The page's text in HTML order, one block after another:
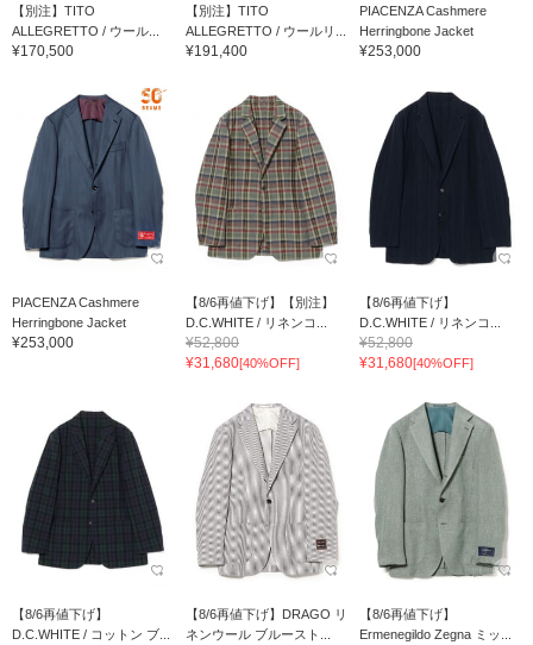
【別注】TITO
ALLEGRETTO / ウール...
¥170,500
【別注】TITO
ALLEGRETTO / ウールリ...
¥191,400
PIACENZA Cashmere
Herringbone Jacket
¥253,000
PIACENZA Cashmere
Herringbone Jacket
¥253,000
【8/6再値下げ】【別注】
D.C.WHITE / リネンコ...
¥52,800
¥31,680[40%OFF]
【8/6再値下げ】
D.C.WHITE / リネンコ...
¥52,800
¥31,680[40%OFF]
【8/6再値下げ】
D.C.WHITE / コットン ブ...
【8/6再値下げ】DRAGO リ
ネンウール ブルースト...
【8/6再値下げ】
Ermenegildo Zegna ミッ...